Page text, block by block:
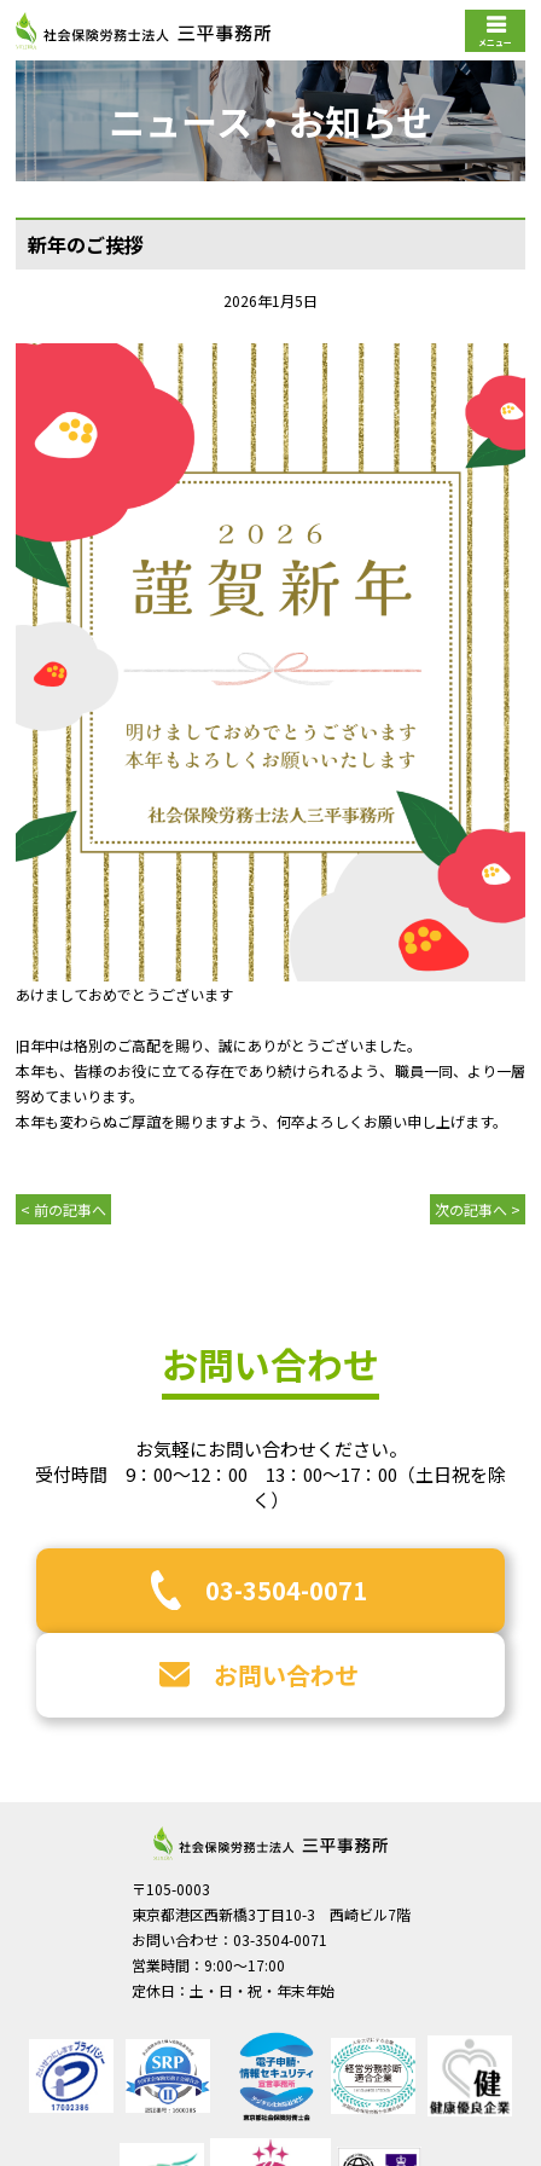
メニュー
ニュース・お知らせ
新年のご挨拶
2026年1月5日
あけましておめでとうございます
旧年中は格別のご高配を賜り、誠にありがとうございました。
本年も、皆様のお役に立てる存在であり続けられるよう、 職員一同、より一層
努めてまいります。
本年も変わらぬご厚誼を賜りますよう、 何卒よろしくお願い申し上げます。
< 前の記事へ 次の記事へ >
お問い合わせ
お気軽にお問い合わせください。
受付時間 9：00～12：00 13：00～17：00（土日祝を除
く）
03-3504-0071
お問い合わせ
〒105-0003
東京都港区西新橋3丁目10-3 西崎ビル7階
お問い合わせ：03-3504-0071
営業時間：9:00～17:00
定休日：土・日・祝・年末年始